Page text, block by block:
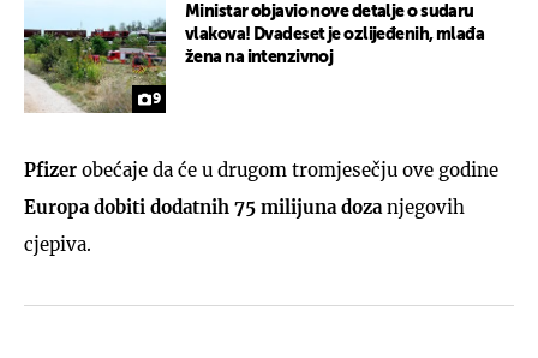
9
Ministar objavio nove detalje o sudaru
vlakova! Dvadeset je ozlijeđenih, mlađa
žena na intenzivnoj
Pfizer obećaje da će u drugom tromjesečju ove godine
Europa dobiti dodatnih 75 milijuna doza njegovih
cjepiva.